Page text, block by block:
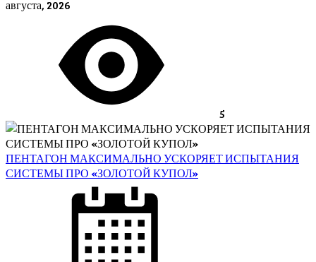
августа, 2026
5
ПЕНТАГОН МАКСИМАЛЬНО УСКОРЯЕТ ИСПЫТАНИЯ
СИСТЕМЫ ПРО «ЗОЛОТОЙ КУПОЛ»